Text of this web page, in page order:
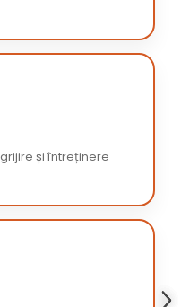
și întreținere